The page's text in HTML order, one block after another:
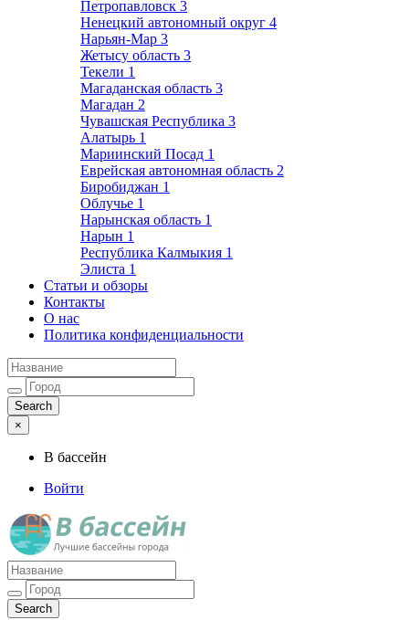
Петропавловск 3
Ненецкий автономный округ 4
Нарьян-Мар 3
Жетысу область 3
Текели 1
Магаданская область 3
Магадан 2
Чувашская Республика 3
Алатырь 1
Мариинский Посад 1
Еврейская автономная область 2
Биробиджан 1
Облучье 1
Нарынская область 1
Нарын 1
Республика Калмыкия 1
Элиста 1
Статьи и обзоры
Контакты
О нас
Политика конфиденциальности
×
В бассейн
Войти
Лучшие бассейны города